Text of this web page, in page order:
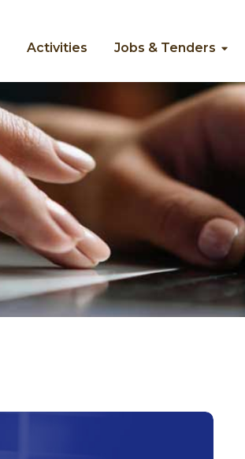
Activities Jobs & Tenders